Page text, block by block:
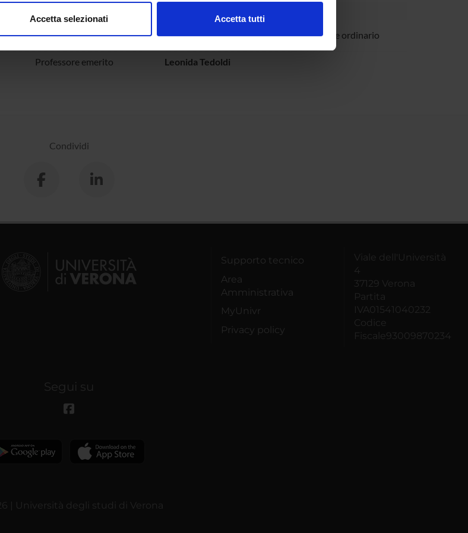
i quali potrebbero combinarle con altre informazioni che hai fornito loro o
Accetta selezionati Accetta tutti
Cultore della materia
Professore emerito
Gian Paolo Romagnani Professore ordinario
Leonida Tedoldi
Condividi
Supporto tecnico
Area
Amministrativa
MyUnivr
Privacy policy
Viale dell'Università
4
37129 Verona
Partita
IVA01541040232
Codice
Fiscale93009870234
Segui su
| Università degli studi di Verona